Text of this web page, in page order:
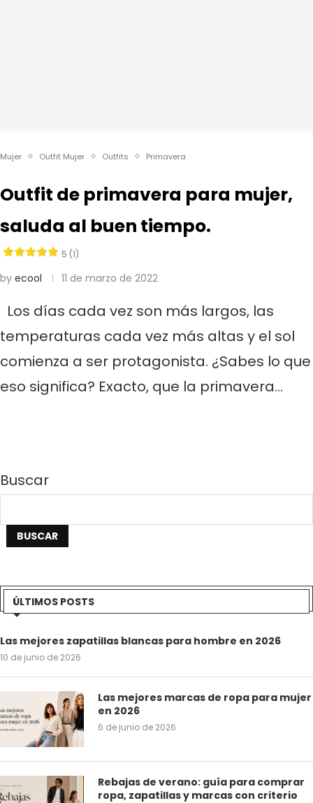
Mujer Outfit Mujer Outfits Primavera
Outfit de primavera para mujer,
saluda al buen tiempo.
5 (1)
by ecool 11 de marzo de 2022
Los días cada vez son más largos, las
temperaturas cada vez más altas y el sol
comienza a ser protagonista. ¿Sabes lo que
eso significa? Exacto, que la primavera…
Buscar
BUSCAR
ÚLTIMOS POSTS
Las mejores zapatillas blancas para hombre en 2026
10 de junio de 2026
Las mejores marcas de ropa para mujer
en 2026
6 de junio de 2026
Rebajas de verano: guía para comprar
ropa, zapatillas y marcas con criterio